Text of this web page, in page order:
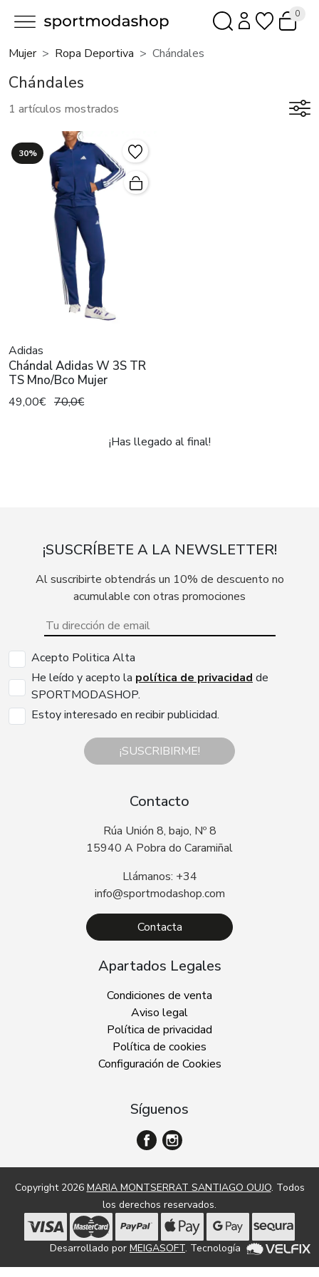
0
Mujer Ropa Deportiva Chándales
Chándales
1 artículos mostrados
30%
Adidas
Chándal Adidas W 3S TR
TS Mno/Bco Mujer
49,00€ 70,0€
¡Has llegado al final!
¡SUSCRÍBETE A LA NEWSLETTER!
Al suscribirte obtendrás un 10% de descuento no
acumulable con otras promociones
Acepto Politica Alta
He leído y acepto la política de privacidad de
SPORTMODASHOP.
Estoy interesado en recibir publicidad.
¡SUSCRIBIRME!
Contacto
Rúa Unión 8, bajo, Nº 8
15940 A Pobra do Caramiñal
Llámanos: +34
info@sportmodashop.com
Contacta
Apartados Legales
Condiciones de venta
Aviso legal
Política de privacidad
Política de cookies
Configuración de Cookies
Síguenos
Copyright 2026 MARIA MONTSERRAT SANTIAGO OUJO. Todos
los derechos reservados.
Desarrollado por MEIGASOFT. Tecnología